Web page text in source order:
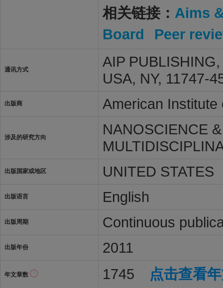
相关链接： Aims
Board
Peer
通讯方式
AIP
USA, NY, 11747-
出版商 American Institute
涉及的研究方向
NANOSCIENCE
出版国家或地区 UNITED STATES
出版语言 English
出版周期 Continuous
出版年份 2011
年文章数 1745 点击查看